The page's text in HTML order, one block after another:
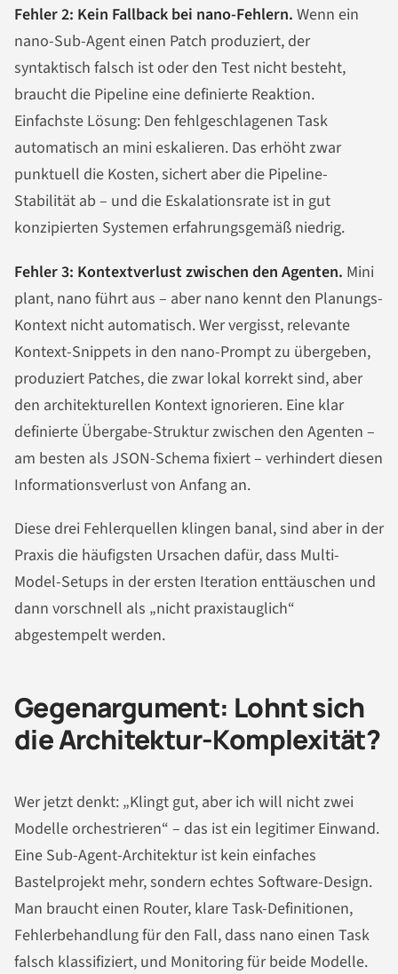
Fehler 2: Kein Fallback bei nano-Fehlern. Wenn ein
nano-Sub-Agent einen Patch produziert, der
syntaktisch falsch ist oder den Test nicht besteht,
braucht die Pipeline eine definierte Reaktion.
Einfachste Lösung: Den fehlgeschlagenen Task
automatisch an mini eskalieren. Das erhöht zwar
punktuell die Kosten, sichert aber die Pipeline-
Stabilität ab – und die Eskalationsrate ist in gut
konzipierten Systemen erfahrungsgemäß niedrig.
Fehler 3: Kontextverlust zwischen den Agenten. Mini
plant, nano führt aus – aber nano kennt den Planungs-
Kontext nicht automatisch. Wer vergisst, relevante
Kontext-Snippets in den nano-Prompt zu übergeben,
produziert Patches, die zwar lokal korrekt sind, aber
den architekturellen Kontext ignorieren. Eine klar
definierte Übergabe-Struktur zwischen den Agenten –
am besten als JSON-Schema fixiert – verhindert diesen
Informationsverlust von Anfang an.
Diese drei Fehlerquellen klingen banal, sind aber in der
Praxis die häufigsten Ursachen dafür, dass Multi-
Model-Setups in der ersten Iteration enttäuschen und
dann vorschnell als „nicht praxistauglich“
abgestempelt werden.
Gegenargument: Lohnt sich
die Architektur-Komplexität?
Wer jetzt denkt: „Klingt gut, aber ich will nicht zwei
Modelle orchestrieren“ – das ist ein legitimer Einwand.
Eine Sub-Agent-Architektur ist kein einfaches
Bastelprojekt mehr, sondern echtes Software-Design.
Man braucht einen Router, klare Task-Definitionen,
Fehlerbehandlung für den Fall, dass nano einen Task
falsch klassifiziert, und Monitoring für beide Modelle.